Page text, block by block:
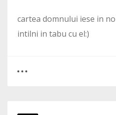
cartea domnului iese in
intilni in tabu cu el:)